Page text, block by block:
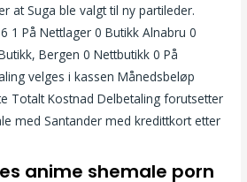
at Suga ble valgt til ny partileder.
1 På Nettlager 0 Butikk Alnabru 0
Bergen 0 Nettbutikk 0 På
velges i kassen Månedsbeløp
Totalt Kostnad Delbetaling forutsetter
med Santander med kredittkort etter
anime shemale porn